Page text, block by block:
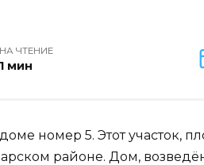
НА ЧТЕНИЕ
1 мин
номер 5. Этот участок,
районе. Дом,